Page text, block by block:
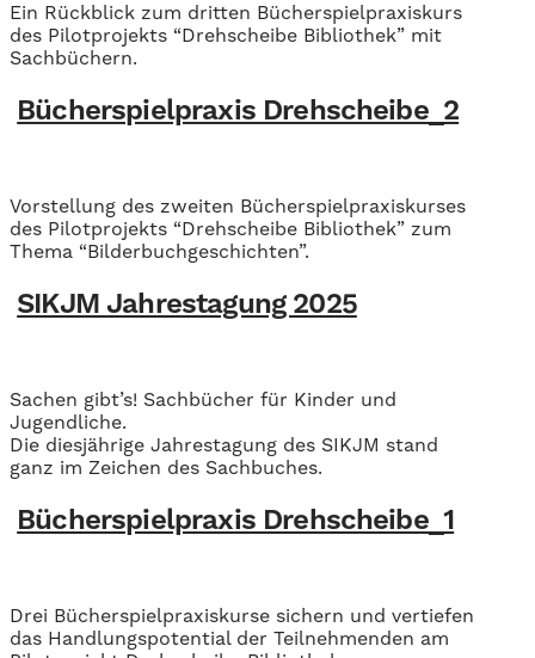
Ein Rückblick zum dritten Bücherspielpraxiskurs
des Pilotprojekts “Drehscheibe Bibliothek” mit
Sachbüchern.
Bücherspielpraxis Drehscheibe_2
Vorstellung des zweiten Bücherspielpraxiskurses
des Pilotprojekts “Drehscheibe Bibliothek” zum
Thema “Bilderbuchgeschichten”.
SIKJM Jahrestagung 2025
Sachen gibt’s! Sachbücher für Kinder und
Jugendliche.
Die diesjährige Jahrestagung des SIKJM stand
ganz im Zeichen des Sachbuches.
Bücherspielpraxis Drehscheibe_1
Drei Bücherspielpraxiskurse sichern und vertiefen
das Handlungspotential der Teilnehmenden am